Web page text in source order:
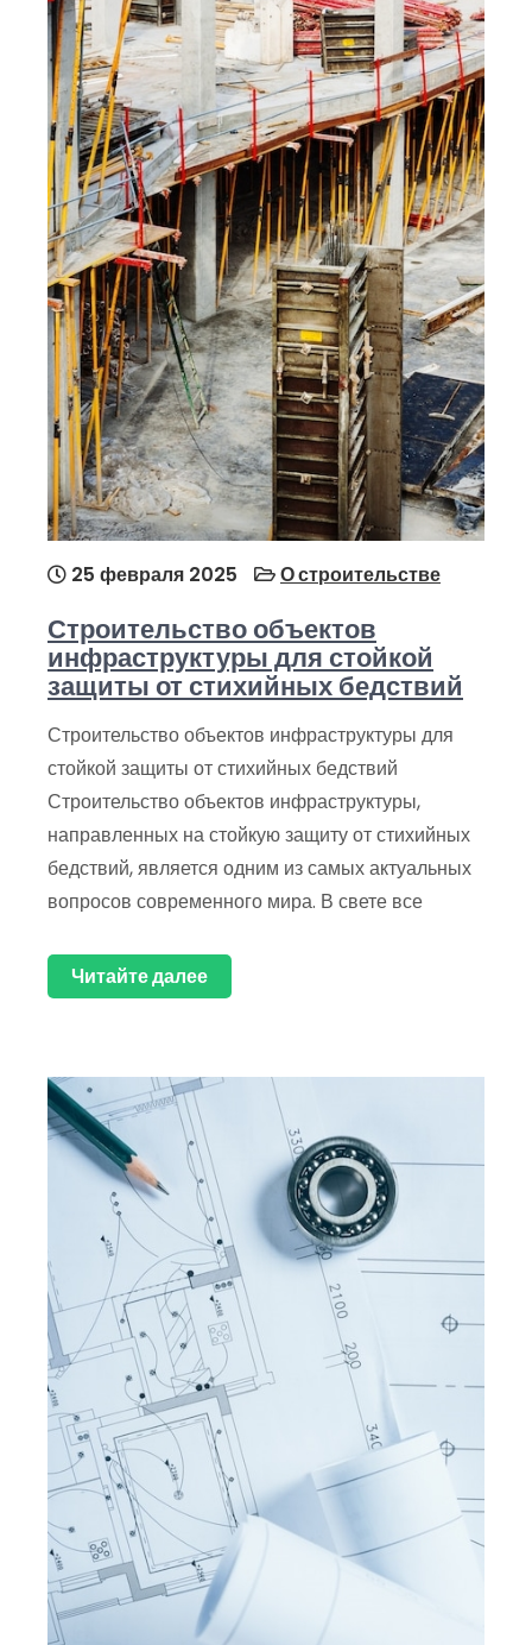
25 февраля 2025 О строительстве
Строительство объектов
инфраструктуры для стойкой
защиты от стихийных бедствий
Строительство объектов инфраструктуры для
стойкой защиты от стихийных бедствий
Строительство объектов инфраструктуры,
направленных на стойкую защиту от стихийных
бедствий, является одним из самых актуальных
вопросов современного мира. В свете все
Читайте далее